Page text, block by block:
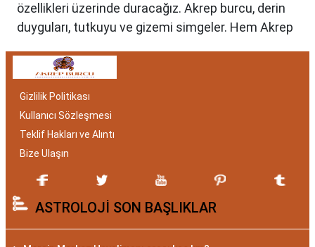
özellikleri üzerinde duracağız. Akrep burcu, derin
duyguları, tutkuyu ve gizemi simgeler. Hem Akrep
bakımından benzersizdir. Ayrıca, hangi aylar
belirlemede etkilidir.
Akrep Burcu Özellikleri:
Gizemli ve Kararlı
Akrep burcu, astrolojide 23 Ekim ile 21 Kasım
tarihleri arasında doğanları ifade eder. Bu
dönemde doğan bireyler genellikle gizemli ve derin
Gizlilik Politikası
Kullanıcı Sözleşmesi
Teklif Hakları ve Alıntı
Bize Ulaşın
ASTROLOJİ SON BAŞLIKLAR